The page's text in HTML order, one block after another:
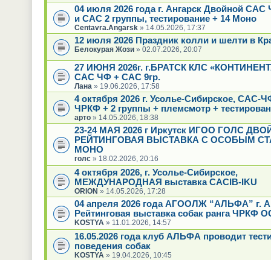
04 июля 2026 года г. Ангарск Двойной
и САС 2 группы, тестирование + 14 Моно
Centavra.Angarsk» 14.05.2026, 17:37
12 июля 2026 Праздник колли и шелти в
Белокурая Жози» 02.07.2026, 20:07
27 ИЮНЯ 2026г. г.БРАТСК КЛС
САС ЧФ + САС 9гр.
Лана » 19.06.2026, 17:58
4 октября 2026 г. Усолье-Сибирское, САС-
ЧРКФ + 2 группы + племсмотр +
арто» 14.05.2026, 18:38
23-24 МАЯ 2026 г Иркутск ИГОО ГОЛС
РЕЙТИНГОВАЯ ВЫСТАВКА С ОСОБЫМ
МОНО
голс» 18.02.2026, 20:16
4 октября 2026, г. Усолье-Сибирское,
МЕЖДУНАРОДНАЯ выставка CACIB-IKU
ORION » 14.05.2026, 17:28
04 апреля 2026 года АГООЛЖ “АЛЬФА” г.
Рейтинговая выставка собак ранга ЧРКФ
KOSTYA » 11.01.2026, 14:57
16.05.2026 года клуб АЛЬФА проводит
поведения собак
KOSTYA » 19.04.2026, 10:45